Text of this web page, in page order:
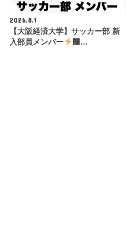
2026.8.1
【大阪経済大学】サッカー部 新
入部員メンバー
࿠…